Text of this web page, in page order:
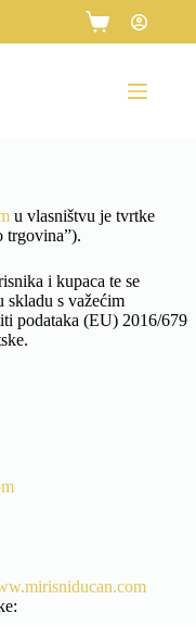
Košarica
u vlasništvu je tvrtke
trgovina”).
i kupaca te se
skladu s važećim
podataka (EU) 2016/679